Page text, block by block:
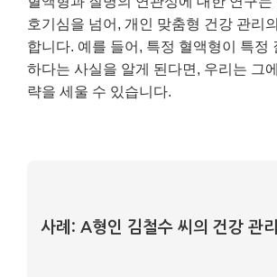
호기심을 넘어, 개인 맞춤형 건강 관리
합니다. 예를 들어, 특정 혈액형이 특정
하다는 사실을 알게 된다면, 우리는 그
략을 세울 수 있습니다.
사례: A형인 김철수 씨의 건강 관리